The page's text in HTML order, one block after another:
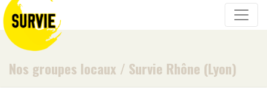
Nos groupes locaux / Survie Rhône (Lyon)